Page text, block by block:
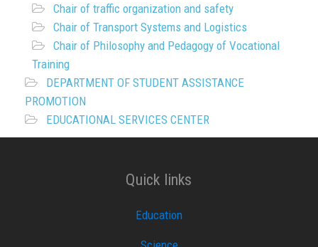
Chair of traffic organization and safety
Chair of Transport Systems and Logistics
Chair of Philosophy and Pedagogy of Vocational
Training
DEPARTMENT OF STUDENT ASSISTANCE
PROMOTION
EDUCATIONAL SERVICES CENTER
Quick links
Education